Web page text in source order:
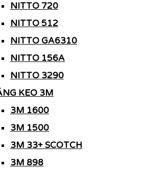
NITTO 720
NITTO 512
NITTO GA6310
NITTO 156A
NITTO 3290
KEO 3M
3M 1600
3M 1500
3M 33+ SCOTCH
3M 898